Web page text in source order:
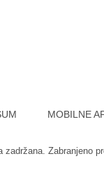
MOBILNE
Zabranjeno